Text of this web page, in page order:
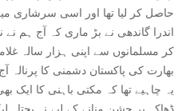
حاصل کر لیا تھا اور اسی سرشاری
اندرا گاندھی نے بڑ ماری کہ آج ہم نے
کر مسلمانوں سے اپنی ہزار سالہ
بھارت کی پاکستان دشمنی کا پرنالہ
یہ چاہیے تھا کہ مکتی باہنی کا
ڈھاکہ پر جشن منانے کے لیے نہ بچتا۔